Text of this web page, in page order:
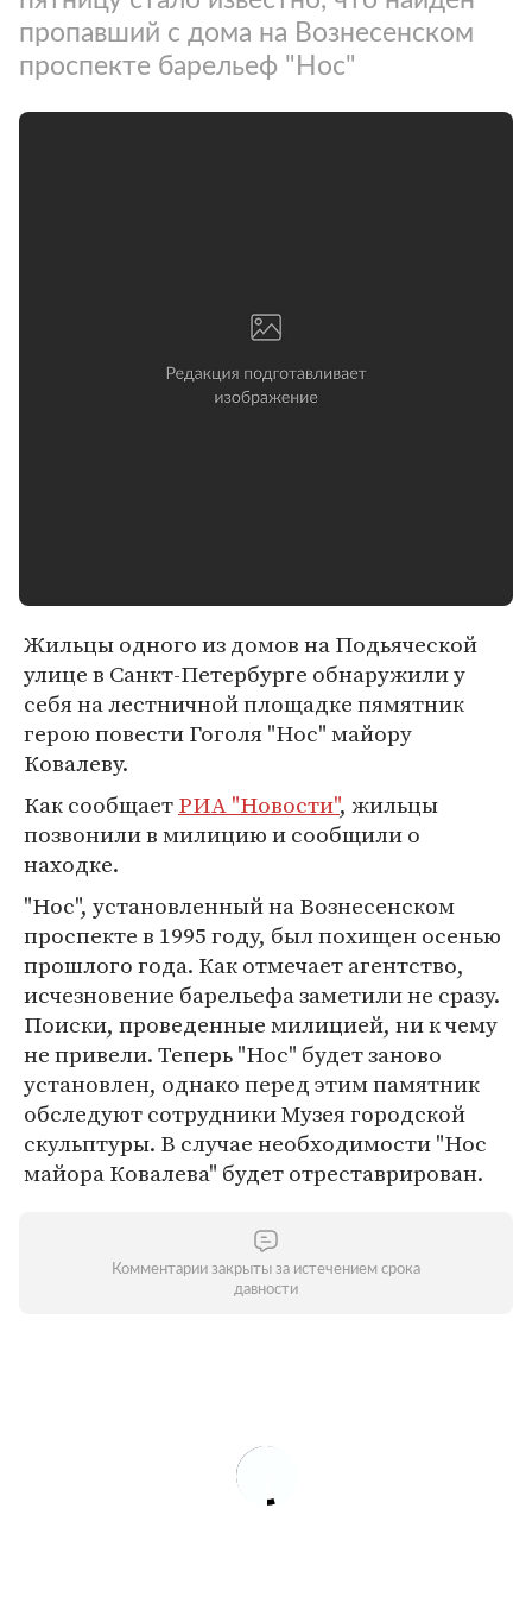
пропавший с дома на Вознесенском
проспекте барельеф "Нос"
Жильцы одного из домов на Подьяческой
улице в Санкт-Петербурге обнаружили у
себя на лестничной площадке пямятник
герою повести Гоголя "Нос" майору
Ковалеву.
Как сообщаетРИА "Новости", жильцы
позвонили в милицию и сообщили о
находке.
"Нос", установленный на Вознесенском
проспекте в 1995 году, был похищен осенью
прошлого года. Как отмечает агентство,
исчезновение барельефа заметили не сразу.
Поиски, проведенные милицией, ни к чему
не привели. Теперь "Нос" будет заново
установлен, однако перед этим памятник
обследуют сотрудники Музея городской
скульптуры. В случае необходимости "Нос
майора Ковалева" будет отреставрирован.
Комментарии закрыты за истечением срока
давности